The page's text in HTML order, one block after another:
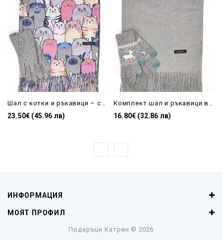
23.50€ (45.96 лв) 16.80€ (32.86 лв)
ИНФОРМАЦИЯ
МОЯТ ПРОФИЛ
Подаръци Катрин © 2026